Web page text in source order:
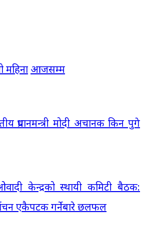
महिना आजसम्म
प्रधानमन्त्री मोदी अचानक किन पुगे
केन्द्रको स्थायी कमिटी बैठक:
एकैपटक गर्नेबारे छलफल